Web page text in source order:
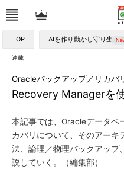
TOP AIを作り動かし守り生か
連載
Recovery Managerを
Oracleバックアップ／リカバ
本記事では、Oracleデータベ
カバリについて、そのアーキ
法、論理／物理バックアップ
説していく。（編集部）